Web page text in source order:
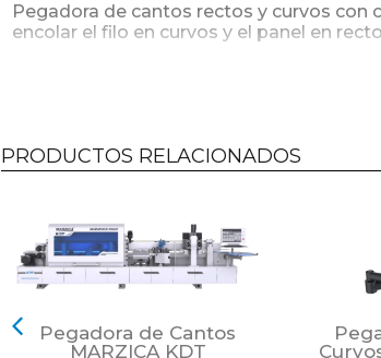
Pegadora de cantos rectos y curvos
encolar el filo en curvos y el panel en
Mesa inclinable, para encolado de
PRODUCTOS RELACIONADOS
Pegadora de Cantos
MARZICA KDT